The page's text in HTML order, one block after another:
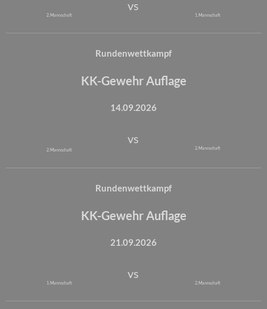
2. Mannschaft
vs
1. Mannschaft
Rundenwettkampf
KK-Gewehr Auflage
14.09.2026
2. Mannschaft
vs
2. Mannschaft
Rundenwettkampf
KK-Gewehr Auflage
21.09.2026
1. Mannschaft
vs
2. Mannschaft